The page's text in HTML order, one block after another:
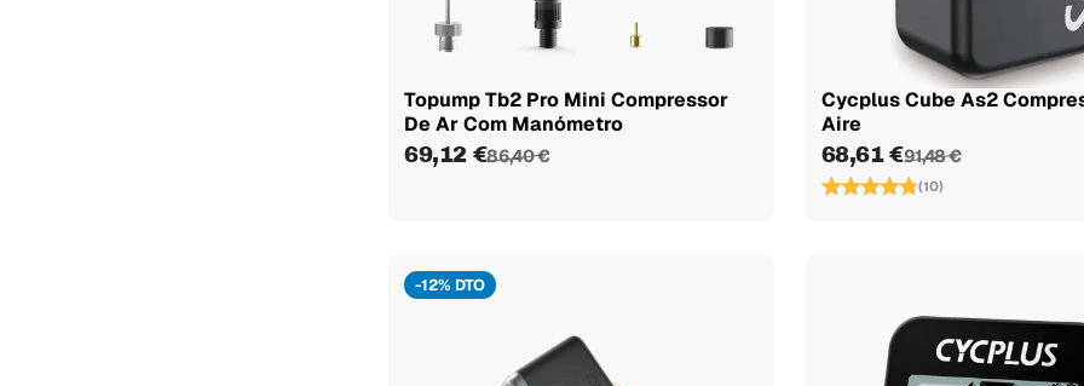
Topump Tb2 Pro Mini Compressor
De Ar Com Manómetro
69,12 €86,40 €
Cycplus Cube As2
Aire
68,61 €91,48 €
(10)
-12% DTO